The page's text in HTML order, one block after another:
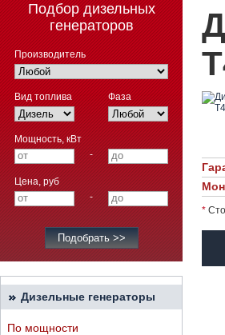
Подбор дизельных
генераторов
Производитель
Вид топлива Фаза
Мощность, кВт
-
Цена, руб
-
Дизельные генераторы
По мощности
*